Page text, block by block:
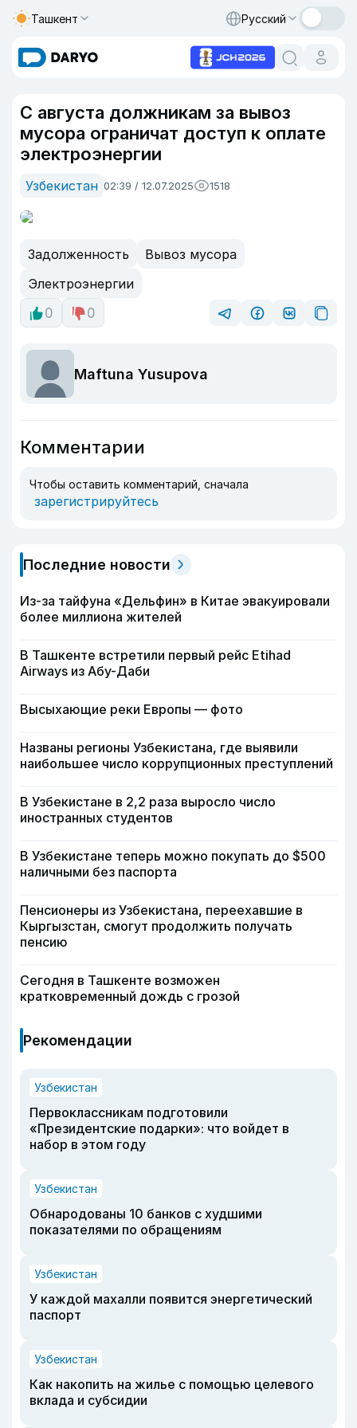
Ташкент Русский
С августа должникам за вывоз
мусора ограничат доступ к оплате
электроэнергии
Узбекистан 02:39 / 12.07.2025 1518
Задолженность
Вывоз мусора
Электроэнергии
0
0
Maftuna Yusupova
Комментарии
Чтобы оставить комментарий, сначала
зарегистрируйтесь
Последние новости
Из-за тайфуна «Дельфин» в Китае эвакуировали
более миллиона жителей
В Ташкенте встретили первый рейс Etihad
Airways из Абу-Даби
Высыхающие реки Европы — фото
Названы регионы Узбекистана, где выявили
наибольшее число коррупционных преступлений
В Узбекистане в 2,2 раза выросло число
иностранных студентов
В Узбекистане теперь можно покупать до $500
наличными без паспорта
Пенсионеры из Узбекистана, переехавшие в
Кыргызстан, смогут продолжить получать
пенсию
Сегодня в Ташкенте возможен
кратковременный дождь с грозой
Рекомендации
Узбекистан
Первоклассникам подготовили
«Президентские подарки»: что войдет в
набор в этом году
Узбекистан
Обнародованы 10 банков с худшими
показателями по обращениям
Узбекистан
У каждой махалли появится энергетический
паспорт
Узбекистан
Как накопить на жилье с помощью целевого
вклада и субсидии